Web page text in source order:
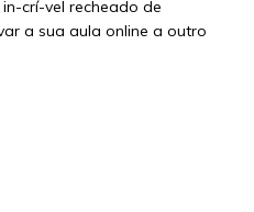
crí-vel recheado de
a sua aula online a outro